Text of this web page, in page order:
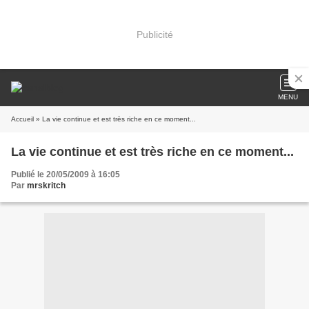
Publicité
MENU
Accueil » La vie continue et est très riche en ce moment...
La vie continue et est très riche en ce moment...
Publié le 20/05/2009 à 16:05
Par mrskritch